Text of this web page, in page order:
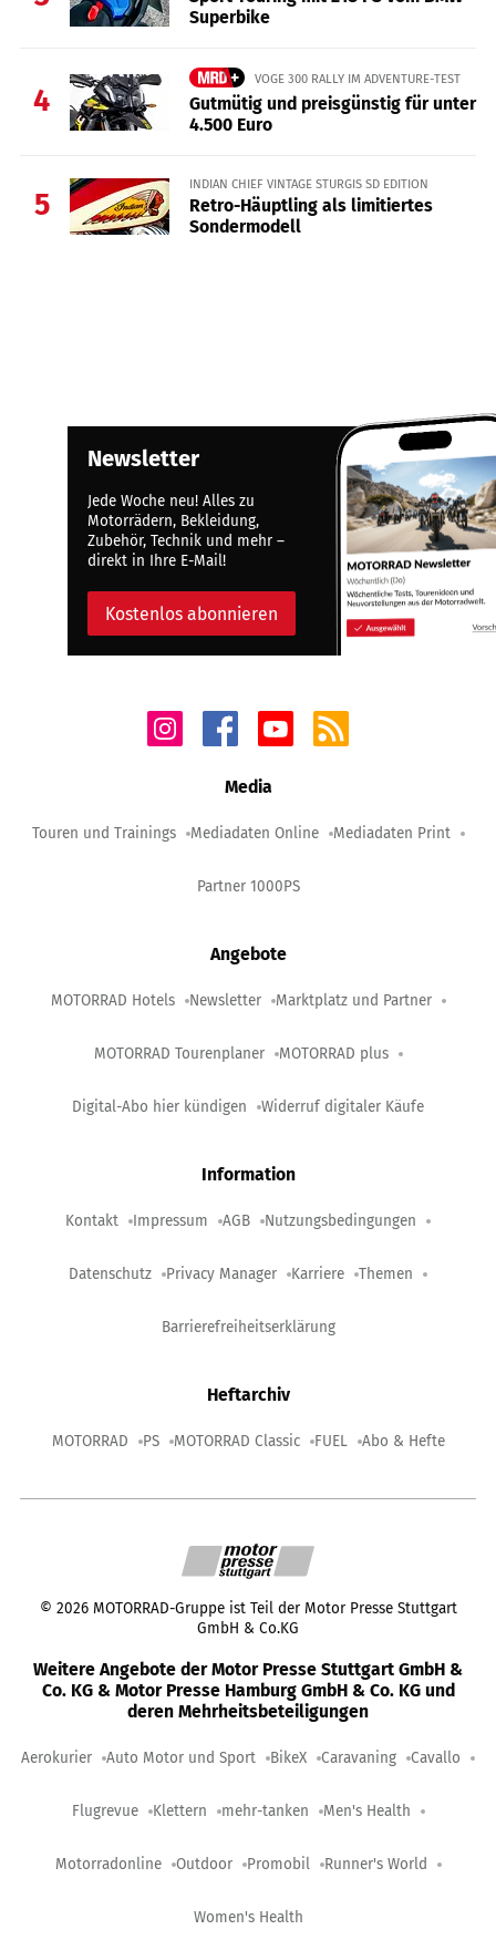
Superbike
4
VOGE 300 RALLY IM ADVENTURE-TEST
Gutmütig und preisgünstig für unter
4.500 Euro
5
INDIAN CHIEF VINTAGE STURGIS SD EDITION
Retro-Häuptling als limitiertes
Sondermodell
Newsletter
Jede Woche neu! Alles zu
Motorrädern, Bekleidung,
Zubehör, Technik und mehr –
direkt in Ihre E-Mail!
Kostenlos abonnieren
Media
Touren und Trainings Mediadaten Online Mediadaten Print
Partner 1000PS
Angebote
MOTORRAD Hotels Newsletter Marktplatz und Partner
MOTORRAD Tourenplaner MOTORRAD plus
Digital-Abo hier kündigen Widerruf digitaler Käufe
Information
Kontakt Impressum AGB Nutzungsbedingungen
Datenschutz Privacy Manager Karriere Themen
Barrierefreiheitserklärung
Heftarchiv
MOTORRAD PS MOTORRAD Classic FUEL Abo & Hefte
© 2026 MOTORRAD-Gruppe ist Teil der Motor Presse Stuttgart
GmbH & Co.KG
Weitere Angebote der Motor Presse Stuttgart GmbH &
Co. KG & Motor Presse Hamburg GmbH & Co. KG und
deren Mehrheitsbeteiligungen
Aerokurier Auto Motor und Sport BikeX Caravaning Cavallo
Flugrevue Klettern mehr-tanken Men's Health
Motorradonline Outdoor Promobil Runner's World
Women's Health